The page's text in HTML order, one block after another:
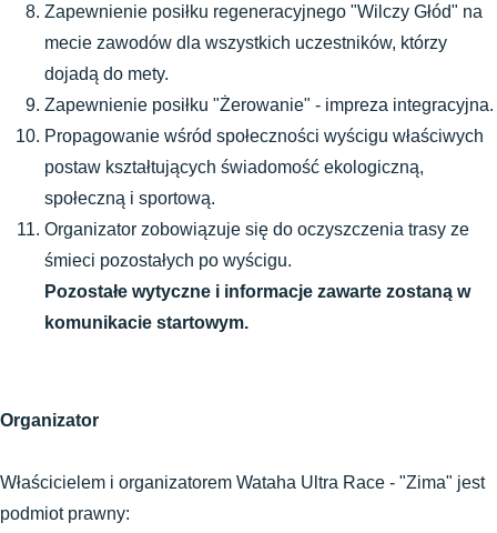
Zapewnienie posiłku regeneracyjnego "Wilczy Głód" na
mecie zawodów dla wszystkich uczestników, którzy
dojadą do mety.
Zapewnienie posiłku "Żerowanie" - impreza integracyjna.
Propagowanie wśród społeczności wyścigu właściwych
postaw kształtujących świadomość ekologiczną,
społeczną i sportową.
Organizator zobowiązuje się do oczyszczenia trasy ze
śmieci pozostałych po wyścigu.
Pozostałe wytyczne i informacje zawarte zostaną w
komunikacie startowym.
Organizator
Właścicielem i organizatorem Wataha Ultra Race - "Zima" jest
podmiot prawny: